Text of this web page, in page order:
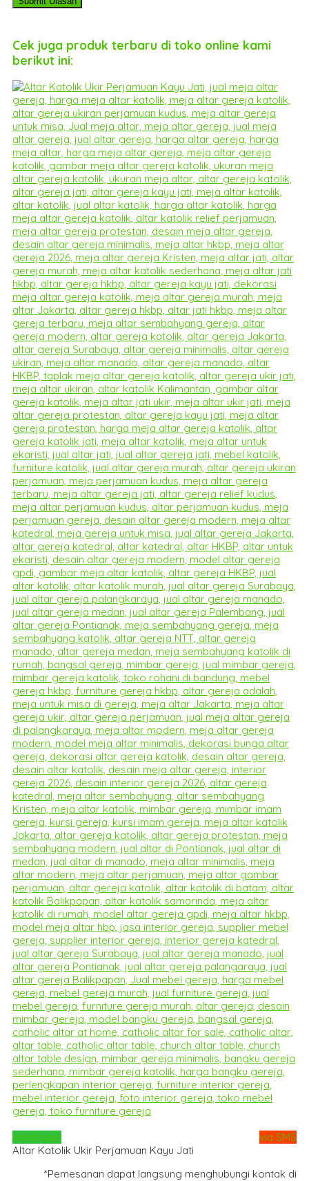
Cek juga produk terbaru di toko online kami
berikut ini:
Whatsapp
via SMS
Altar Katolik Ukir Perjamuan Kayu Jati
*Pemesanan dapat langsung menghubungi kontak di